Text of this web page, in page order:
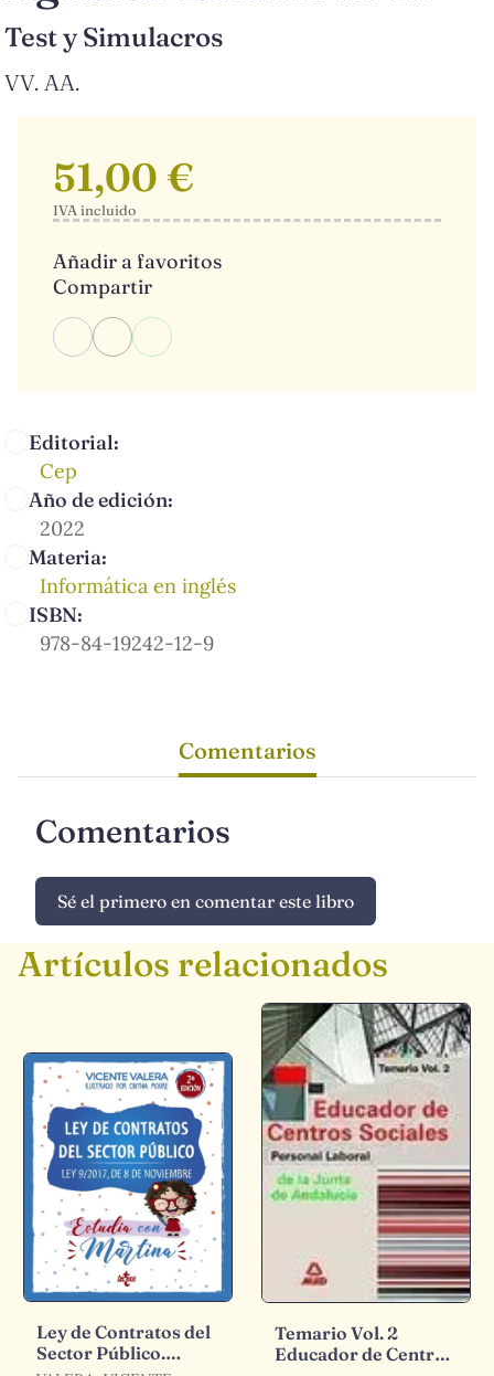
Test y Simulacros
VV. AA.
Editorial:
Cep
Año de edición:
2022
Materia:
Informática en inglés
ISBN:
978-84-19242-12-9
51,00 €
IVA incluido
Añadir a favoritos
Compartir
Comentarios
Comentarios
Sé el primero en comentar este libro
Artículos relacionados
Ley de Contratos del
Sector Público.
Temario Vol. 2
Educador de Centros